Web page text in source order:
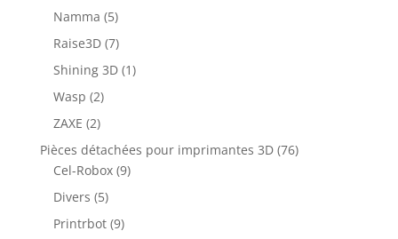
Namma (5)
Raise3D (7)
Shining 3D (1)
Wasp (2)
ZAXE (2)
Pièces détachées pour imprimantes 3D (76)
Cel-Robox (9)
Divers (5)
Printrbot (9)